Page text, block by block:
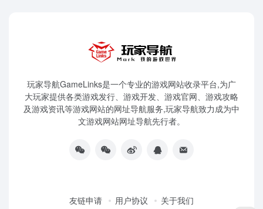
玩家导航GameLinks是一个专业的游戏网站收录平台,为广
大玩家提供各类游戏发行、游戏开发、游戏官网、游戏攻略
及游戏资讯等游戏网站的网址导航服务,玩家导航致力成为中
文游戏网站网址导航先行者。
友链申请 用户协议 关于我们